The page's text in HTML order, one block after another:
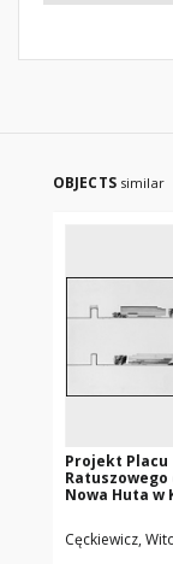
OBJECTS similar
Projekt Placu
Nowa Huta w
praca nr 13,
wyróżnienie
Cęckiewicz,